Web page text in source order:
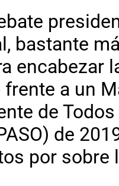
bastante
encabezar
a un
de
de
por